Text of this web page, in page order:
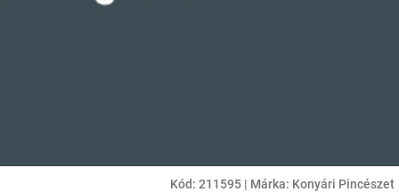
Kód: 211595 | Márka: Konyári Pincészet